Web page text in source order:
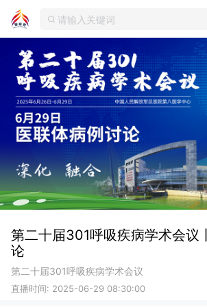
第二十届301呼吸疾病学术会议
论
第二十届301呼吸疾病学术会议
直播时间: 2025-06-29 08:30:00